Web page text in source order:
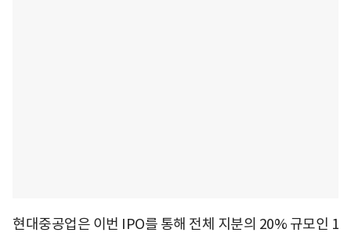
현대중공업은 이번 IPO를 통해 전체 지분의 20% 규모인 1